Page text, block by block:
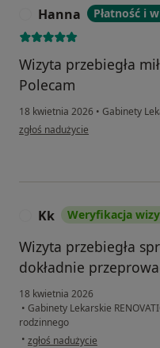
Hanna Płatność i
Wizyta przebiegła
Polecam
18 kwietnia 2026 • Gabinety
w opinii użytkownika Hanna
zgłoś nadużycie
Kk Weryfikacja
Wizyta przebiegła
dokładnie
18 kwietnia 2026
• Gabinety Lekarskie
rodzinnego
• w opinii użytkownika Kk
zgłoś nadużycie